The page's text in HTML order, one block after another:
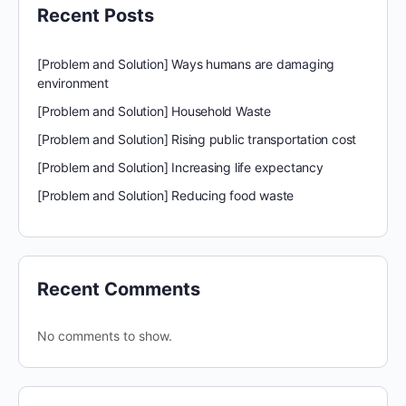
Recent Posts
[Problem and Solution] Ways humans are damaging
environment
[Problem and Solution] Household Waste
[Problem and Solution] Rising public transportation cost
[Problem and Solution] Increasing life expectancy
[Problem and Solution] Reducing food waste
Recent Comments
No comments to show.